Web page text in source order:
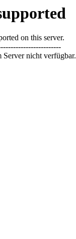
on this server.
Server nicht verfügbar.